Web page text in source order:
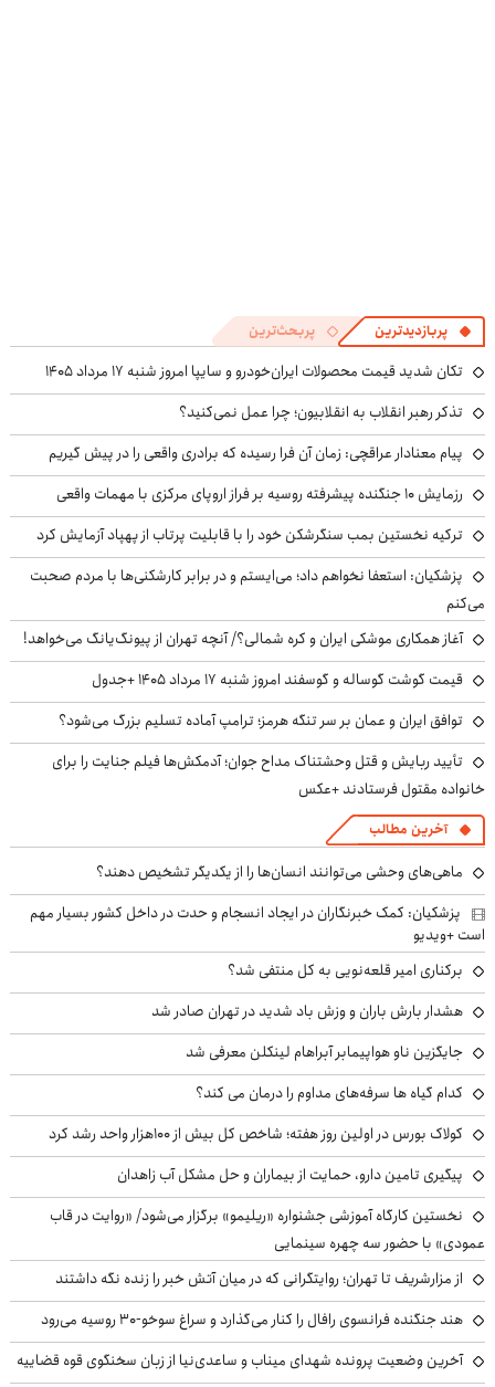
پربازدیدترین پربحث‌ترین
تکان شدید قیمت محصولات ایران‌خودرو و سایپا امروز شنبه ۱۷ مرداد ۱۴۰۵
تذکر رهبر انقلاب به انقلابیون؛ چرا عمل نمی‌کنید؟
پیام معنادار عراقچی: زمان آن فرا رسیده که برادری واقعی را در پیش گیریم
رزمایش ۱۰ جنگنده پیشرفته روسیه بر فراز اروپای مرکزی با مهمات واقعی
ترکیه نخستین بمب سنگرشکن خود را با قابلیت پرتاب از پهپاد آزمایش کرد
پزشکیان: استعفا نخواهم داد؛ می‌ایستم و در برابر کارشکنی‌ها با مردم صحبت
می‌کنم
آغاز همکاری موشکی ایران و کره شمالی؟/ آنچه تهران از پیونگ‌یانگ می‌خواهد!
قیمت گوشت گوساله و گوسفند امروز شنبه ۱۷ مرداد ۱۴۰۵ +جدول
توافق ایران و عمان بر سر تنگه هرمز؛ ترامپ آماده تسلیم بزرگ می‌شود؟
تأیید ربایش و قتل وحشتناک مداح جوان؛ آدمکش‌ها فیلم جنایت را برای
خانواده مقتول فرستادند +عکس
آخرین مطالب
ماهی‌های وحشی می‌توانند انسان‌ها را از یکدیگر تشخیص دهند؟
پزشکیان: کمک خبرنگاران در ایجاد انسجام و حدت در داخل کشور بسیار مهم
است +ویدیو
برکناری امیر قلعه‌نویی به کل منتفی شد؟
هشدار بارش باران و وزش باد شدید در تهران صادر شد
جایگزین ناو هواپیمابر آبراهام لینکلن معرفی شد
کدام گیاه ها سرفه‌های مداوم را درمان می کند؟
کولاک بورس در اولین روز هفته؛ شاخص کل بیش از ۱۰۰هزار واحد رشد کرد
پیگیری تامین دارو، حمایت از بیماران و حل مشکل آب زاهدان
نخستین کارگاه آموزشی جشنواره «ریلیمو» برگزار می‌شود/ «روایت در قاب
عمودی» با حضور سه چهره سینمایی
از مزارشریف تا تهران؛ روایتگرانی که در میان آتش خبر را زنده نگه داشتند
هند جنگنده فرانسوی رافال را کنار می‌گذارد و سراغ سوخو-30 روسیه می‌رود
آخرین وضعیت پرونده شهدای میناب و ساعدی‌نیا از زبان سخنگوی قوه قضاییه